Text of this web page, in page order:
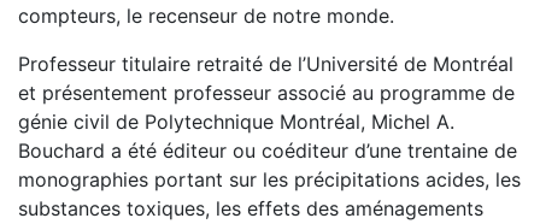
compteurs, le recenseur de notre monde.
Professeur titulaire retraité de l’Université de Montréal
et présentement professeur associé au programme de
génie civil de Polytechnique Montréal, Michel A.
Bouchard a été éditeur ou coéditeur d’une trentaine de
monographies portant sur les précipitations acides, les
substances toxiques, les effets des aménagements